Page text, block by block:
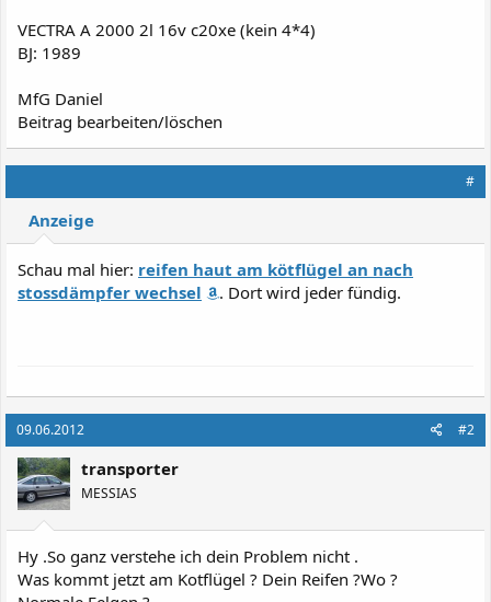
VECTRA A 2000 2l 16v c20xe (kein 4*4)
BJ: 1989
MfG Daniel
Beitrag bearbeiten/löschen
#
Anzeige
Schau mal hier: reifen haut am kötflügel an nach
stossdämpfer wechsel
. Dort wird jeder fündig.
09.06.2012 #2
transporter
MESSIAS
Hy .So ganz verstehe ich dein Problem nicht .
Was kommt jetzt am Kotflügel ? Dein Reifen ?Wo ?